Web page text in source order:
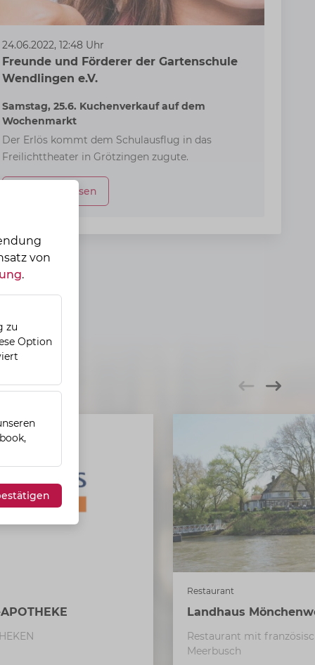
24.06.2022, 12:48 Uhr
Freunde und Förderer der Gartenschule
Wendlingen e.V.
Samstag, 25.6. Kuchenverkauf auf dem
Wochenmarkt
Der Erlös kommt dem Schulausflug in das
Freilichttheater in Grötzingen zugute.
Mitteilung lesen
Restaurant
Landhaus
Restaurant mit
Meerbusch
von
.
zu
Option